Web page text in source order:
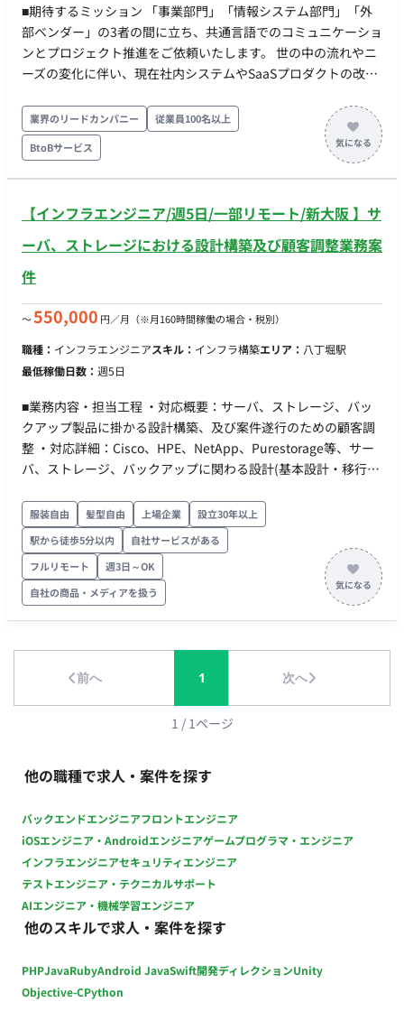
・Claude Code ・Cursor ■働き方 ・平日×週5日 ・基本10-
19時 ※相談可能 ・基本リモートだが、月1回永田町のオフィ
ス出社
AWS（S3, lambda, SQS） ・監視、モニタリング、運用ツール:
Newrelic ■ポジションの魅力 ・データ連携プロジェクトという
性質上、自社製品だけではなく他社製品の仕様にも触れる機会
が多くあり、包括的な業界の理解を深めることができます。 ・
実際に顧客の業務が「楽になる」部分を担当できるので、顧客
内での成果が目に見えやすく、自身のやりがいにも繋がりま
す。 ・チームは立ち上げから間もないため、チーム体制構築や
仕組みづくりにも携わることができるフェーズです。 ・高卒1
いフェアな環境でチャレンジできます。
■期待するミッション 「事業部門」「情報システム部門」「外
部ベンダー」の3者の間に立ち、共通言語でのコミュニケーショ
ンとプロジェクト推進をご依頼いたします。 世の中の流れやニ
ーズの変化に伴い、現在社内システムやSaaSプロダクトの改修
ス・ベンダーができること（技術的制約）」の間に立ち、双方
の言葉を“翻訳”しながら、システム改修プロジェクトを円滑に
進行させることに期待します。 ■担当工程（業務範囲） 要件の
ヒアリングと翻訳： 事業部門からの要望をヒアリングし、技術
題・進捗管理： 「なぜできないのか」のボトルネックを技術視
点で紐解き、課題解決へのアプローチを策定する 3者間コミュ
ンダーのハブとなる調整業務全般 システム改修ディレクショ
ン： SaaSプロダクトや社内システムの改修におけるディレクシ
ョン全般 ■チーム体制 ステークホルダー： *社内事業部門（発
注・要望元） 社内情報システム部門 外部開発ベンダー チーム
の特徴： 組織間の連携強化が急務となっているフェーズです。
ていただけます。 ■業務の流れ ニーズのキャッチアップ： 事業
部門から「やりたいこと」や課題を吸い上げる 実現可否の検
討・翻訳： 情シスやベンダーと協議し、「出来る・出来ない」
の理由（技術的制約、セキュリティ要件など）を明確にする プ
い単位で進捗やタスクをコントロールする ■開発環境 対象プロ
ダクト/システム： 社内SaaSプロダクト、社内情報システム
Java / PHP を用いたシステム開発経験、またはコードが理解で
きるレベルの技術知識 ■案件の魅力（会社について・サービス
について） 市場価値の高いスキル：「技術（Java/PHP等）が
やりがい： 「事業部門のやりたいこと」を形にするため、ベン
ダー側の「できない理由」を技術的に噛み砕いて解決に導く、
日日中：3時間～ ・週次稼働：2日～ ・夜間稼働について：要相
業界のリードカンパニー
従業員100名以上
BtoBサービス
【インフラエンジニア/週5日/一部リモート/新大阪 】サ
ーバ、ストレージにおける設計構築及び顧客調整業務案
件
〜550,000 円／月 （※月160時間稼働の場合・税別）
職種： インフラエンジニアスキル： インフラ構築エリア： 八丁堀駅
最低稼働日数： 週5日
■業務内容・担当工程 ・対応概要：サーバ、ストレージ、バッ
クアップ製品に掛かる設計構築、及び案件遂行のための顧客調
整 ・対応詳細：Cisco、HPE、NetApp、Purestorage等、サー
バ、ストレージ、バックアップに関わる設計(基本設計・移行設
ートナー協業体制における現地作業統括)、及び案件遂行のため
の顧客調整など。 ・顧客調整：全体スケジュール、課題管理
表、WBSなどの顧客調整等 ・設計：基本設計、移行設計、パラ
メータシート作成、試験シート作成、作業手順書作成等 ・構
築：機器設定、Config作成、事前試験、現地構築(弊社のパート
服装自由 髪型自由 上場企業
設立30年以上
駅から徒歩5分以内
自社サービスがある
フルリモート
週3日～OK
自社の商品・メディアを扱う
前へ 1 次へ
1 / 1ページ
他の職種で求人・案件を探す
バックエンドエンジニアフロントエンジニア
iOSエンジニア・Androidエンジニアゲームプログラマ・エンジニア
インフラエンジニアセキュリティエンジニア
テストエンジニア・テクニカルサポート
AIエンジニア・機械学習エンジニア
他のスキルで求人・案件を探す
PHPJavaRubyAndroid JavaSwift開発ディレクションUnity
Objective-CPython